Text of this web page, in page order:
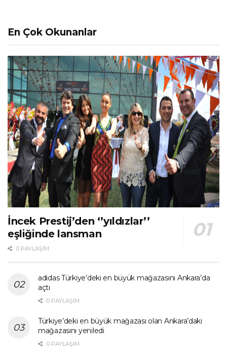
En Çok Okunanlar
İncek Prestij’den ‘’yıldızlar’’
eşliğinde lansman
0 PAYLAŞIM
adidas Türkiye’deki en büyük mağazasını Ankara’da
açtı
0 PAYLAŞIM
Türkiye’deki en büyük mağazası olan Ankara’daki
mağazasını yeniledi
0 PAYLAŞIM